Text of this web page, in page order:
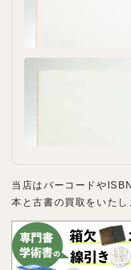
当店はバーコードや
本と古書の買取をいたし